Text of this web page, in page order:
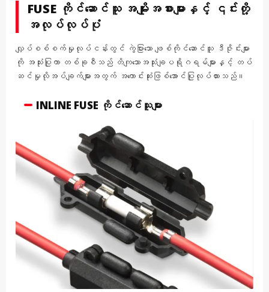
FUSE ကိုင်ဆောင်သူ အမျိုးအစားများနှင့် ၎င်းတို့
အလုပ်လုပ်ပုံ
လျှပ်စစ်စက်မှုလုပ်ငန်းတွင် ကွဲပြားသော ဖျစ်ကိုင်ဆောင်သူ ဒီဇိုင်းများ
ကို အသုံးပြုကာ တစ်ခုစီသည် တိကျသောအသုံးချပရိုဂရမ်များနှင့် တပ်
ဆင်မှုလိုအပ်ချက်များအတွက် အကောင်းဆုံးဖြစ်အောင်ပြုလုပ်ထားသည်။
INLINE FUSE ကိုင်ဆောင်သူများ